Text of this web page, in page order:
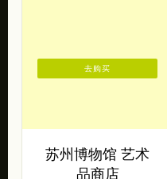
苏州博物馆 艺术
品商店
去购买